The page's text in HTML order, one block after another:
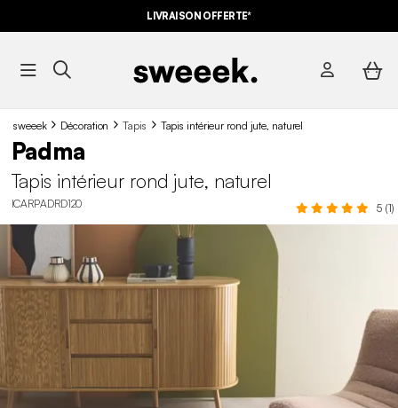
LIVRAISON OFFERTE*
sweeek Décoration Tapis Tapis intérieur rond jute, naturel
Padma
Tapis intérieur rond jute, naturel
ICARPADRD120 5 (1)